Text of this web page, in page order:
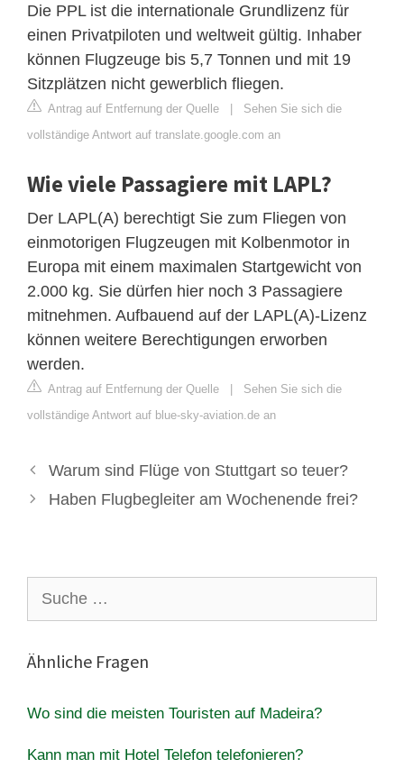
Die PPL ist die internationale Grundlizenz für
einen Privatpiloten und weltweit gültig. Inhaber
können Flugzeuge bis 5,7 Tonnen und mit 19
Sitzplätzen nicht gewerblich fliegen.
Antrag auf Entfernung der Quelle | Sehen Sie sich die
vollständige Antwort auf translate.google.com an
Wie viele Passagiere mit LAPL?
Der LAPL(A) berechtigt Sie zum Fliegen von
einmotorigen Flugzeugen mit Kolbenmotor in
Europa mit einem maximalen Startgewicht von
2.000 kg. Sie dürfen hier noch 3 Passagiere
mitnehmen. Aufbauend auf der LAPL(A)-Lizenz
können weitere Berechtigungen erworben
werden.
Antrag auf Entfernung der Quelle | Sehen Sie sich die
vollständige Antwort auf blue-sky-aviation.de an
Warum sind Flüge von Stuttgart so teuer?
Haben Flugbegleiter am Wochenende frei?
nach:
Ähnliche Fragen
Wo sind die meisten Touristen auf Madeira?
Kann man mit Hotel Telefon telefonieren?